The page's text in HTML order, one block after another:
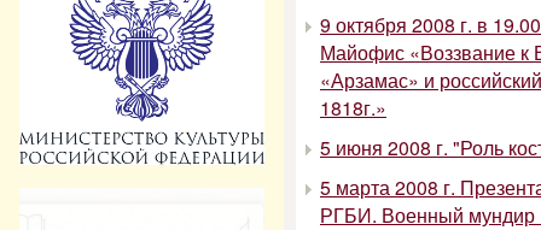
9 октября 2008 г. в
Майофис «Воззвание к
«Арзамас» и
1818г.»
5 июня 2008 г. "Роль
5 марта 2008 г.
РГБИ. Военный мундир